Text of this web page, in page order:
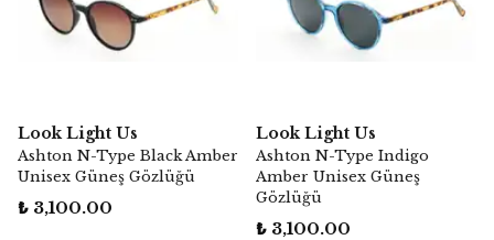
Look Light Us
Ashton N-Type Black Amber
Unisex Güneş Gözlüğü
₺ 3,100.00
Look Light Us
Ashton N-Type Indigo
Amber Unisex Güneş
Gözlüğü
₺ 3,100.00